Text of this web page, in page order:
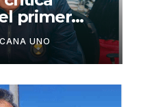
primer
de Keiko
UNO